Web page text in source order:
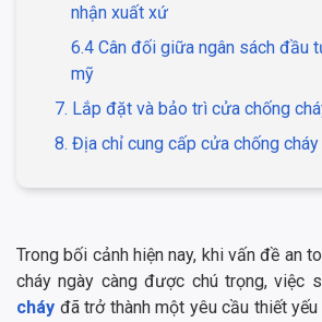
nhận xuất xứ
6.4 Cân đối giữa ngân sách đầu
mỹ
7. Lắp đặt và bảo trì cửa chống
8. Địa chỉ cung cấp cửa chống
Trong bối cảnh hiện nay, khi vấn đề an
cháy ngày càng được chú trọng, việc
cháy đã trở thành một yêu cầu thiết